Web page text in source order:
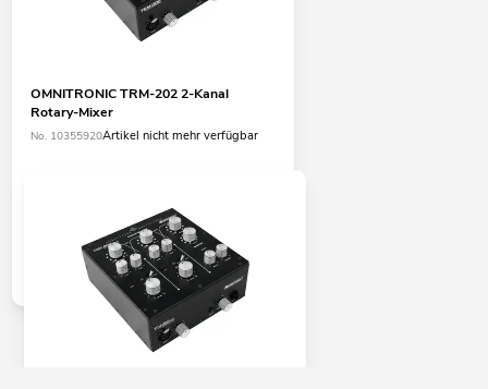
OMNITRONIC TRM-202 2-Kanal
Rotary-Mixer
No. 10355920Artikel nicht mehr verfügbar